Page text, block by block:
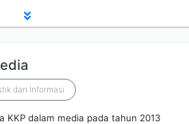
dan Informasi
KKP dalam media pada tahun 2013